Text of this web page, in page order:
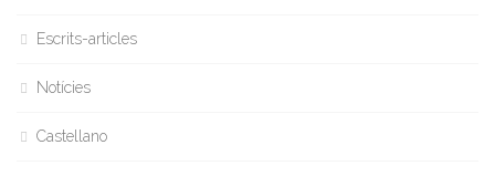
Escrits-articles
Notícies
Castellano